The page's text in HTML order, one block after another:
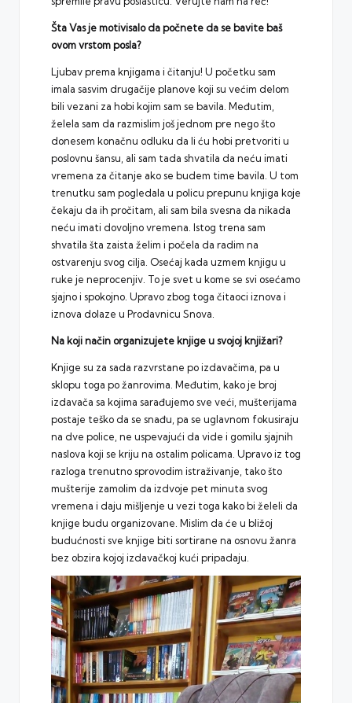
Šta Vas je motivisalo da počnete da se bavite baš
ovom vrstom posla?
Ljubav prema knjigama i čitanju! U početku sam
imala sasvim drugačije planove koji su većim delom
bili vezani za hobi kojim sam se bavila. Međutim,
želela sam da razmislim još jednom pre nego što
donesem konačnu odluku da li ću hobi pretvoriti u
poslovnu šansu, ali sam tada shvatila da neću imati
vremena za čitanje ako se budem time bavila. U tom
trenutku sam pogledala u policu prepunu knjiga koje
čekaju da ih pročitam, ali sam bila svesna da nikada
neću imati dovoljno vremena. Istog trena sam
shvatila šta zaista želim i počela da radim na
ostvarenju svog cilja. Osećaj kada uzmem knjigu u
ruke je neprocenjiv. To je svet u kome se svi osećamo
sjajno i spokojno. Upravo zbog toga čitaoci iznova i
iznova dolaze u Prodavnicu Snova.
Na koji način organizujete knjige u svojoj knjižari?
Knjige su za sada razvrstane po izdavačima, pa u
sklopu toga po žanrovima. Međutim, kako je broj
izdavača sa kojima sarađujemo sve veći, mušterijama
postaje teško da se snađu, pa se uglavnom fokusiraju
na dve police, ne uspevajući da vide i gomilu sjajnih
naslova koji se kriju na ostalim policama. Upravo iz tog
razloga trenutno sprovodim istraživanje, tako što
mušterije zamolim da izdvoje pet minuta svog
vremena i daju mišljenje u vezi toga kako bi želeli da
knjige budu organizovane. Mislim da će u bližoj
budućnosti sve knjige biti sortirane na osnovu žanra
bez obzira kojoj izdavačkoj kući pripadaju.